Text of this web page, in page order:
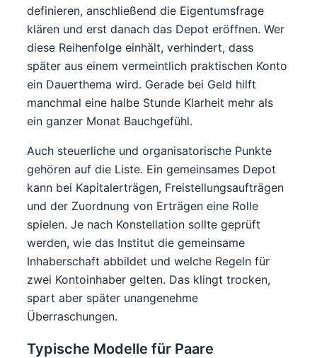
definieren, anschließend die Eigentumsfrage
klären und erst danach das Depot eröffnen. Wer
diese Reihenfolge einhält, verhindert, dass
später aus einem vermeintlich praktischen Konto
ein Dauerthema wird. Gerade bei Geld hilft
manchmal eine halbe Stunde Klarheit mehr als
ein ganzer Monat Bauchgefühl.
Auch steuerliche und organisatorische Punkte
gehören auf die Liste. Ein gemeinsames Depot
kann bei Kapitalerträgen, Freistellungsaufträgen
und der Zuordnung von Erträgen eine Rolle
spielen. Je nach Konstellation sollte geprüft
werden, wie das Institut die gemeinsame
Inhaberschaft abbildet und welche Regeln für
zwei Kontoinhaber gelten. Das klingt trocken,
spart aber später unangenehme
Überraschungen.
Typische Modelle für Paare